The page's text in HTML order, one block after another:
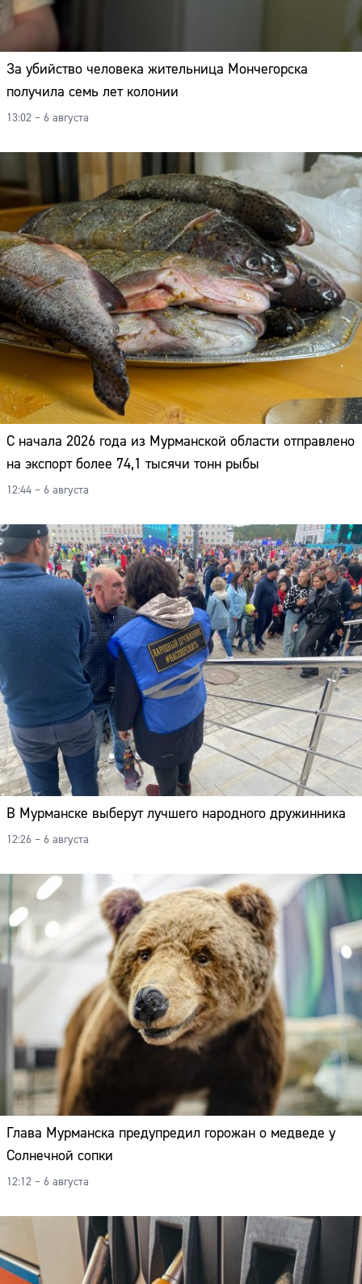
За убийство человека жительница Мончегорска
получила семь лет колонии
13:02 – 6 августа
С начала 2026 года из Мурманской области отправлено
на экспорт более 74,1 тысячи тонн рыбы
12:44 – 6 августа
В Мурманске выберут лучшего народного дружинника
12:26 – 6 августа
Глава Мурманска предупредил горожан о медведе у
Солнечной сопки
12:12 – 6 августа
Сайт: